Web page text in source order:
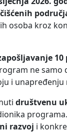
osoba kroz
ne samo
i
društvenu
razvoj i